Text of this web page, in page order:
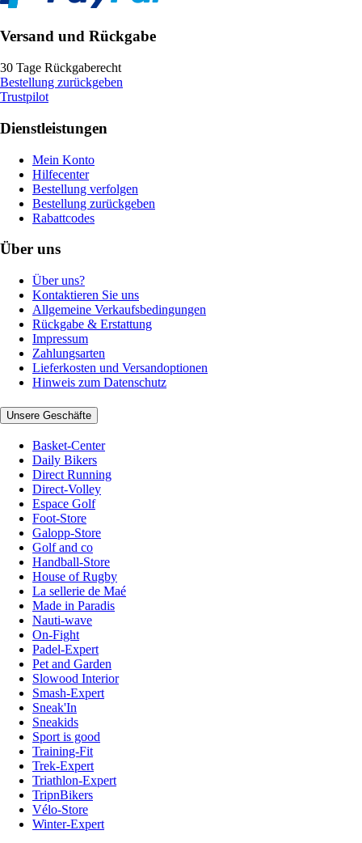
Versand und Rückgabe
30 Tage Rückgaberecht
Bestellung zurückgeben
Trustpilot
Dienstleistungen
Mein Konto
Hilfecenter
Bestellung verfolgen
Bestellung zurückgeben
Rabattcodes
Über uns
Über uns?
Kontaktieren Sie uns
Allgemeine Verkaufsbedingungen
Rückgabe & Erstattung
Impressum
Zahlungsarten
Lieferkosten und Versandoptionen
Hinweis zum Datenschutz
Unsere Geschäfte
Basket-Center
Daily Bikers
Direct Running
Direct-Volley
Espace Golf
Foot-Store
Galopp-Store
Golf and co
Handball-Store
House of Rugby
La sellerie de Maé
Made in Paradis
Nauti-wave
On-Fight
Padel-Expert
Pet and Garden
Slowood Interior
Smash-Expert
Sneak'In
Sneakids
Sport is good
Training-Fit
Trek-Expert
Triathlon-Expert
TripnBikers
Vélo-Store
Winter-Expert